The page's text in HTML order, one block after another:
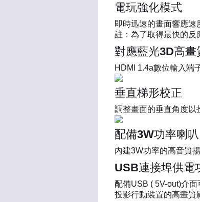
電玩強化模式
即時迅速的畫面響應
註：為了取得最快的反
對應藍光3D高
HDMI 1.4a數位輸入端
垂直梯形校正
調整畫面的垂直角度以
配備3W功率喇
內建3W功率的高音質
USB連接埠供電
配備USB ( 5V-out)介
投影行動裝置的高畫質